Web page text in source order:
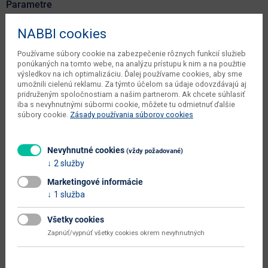
Parametre
Šírka
Hĺbka 46.2 cm
Výška 225.6 cm
čistá váha výrobcu 97.85 kg
váha s obalom výrobcu 103 kg
výrobcu
počet balíkov výrobcu
typové označenie
dodáva sa v demonte
vyžaduje zručnosť
NABBI cookies
Používame súbory cookie na zabezpečenie rôznych funkcií služieb
ponúkaných na tomto webe, na analýzu prístupu k nim a na použitie
výsledkov na ich optimalizáciu. Ďalej používame cookies, aby sme
umožnili cielenú reklamu. Za týmto účelom sa údaje odovzdávajú aj
pridruženým spoločnostiam a našim partnerom. Ak chcete súhlasiť
iba s nevyhnutnými súbormi cookie, môžete tu odmietnuť ďalšie
súbory cookie. Zásady používania súborov cookies
Nevyhnutné cookies (vždy požadované)
2 služby
Marketingové informácie
1 služba
Všetky cookies
Zapnúť/vypnúť všetky cookies okrem nevyhnutných